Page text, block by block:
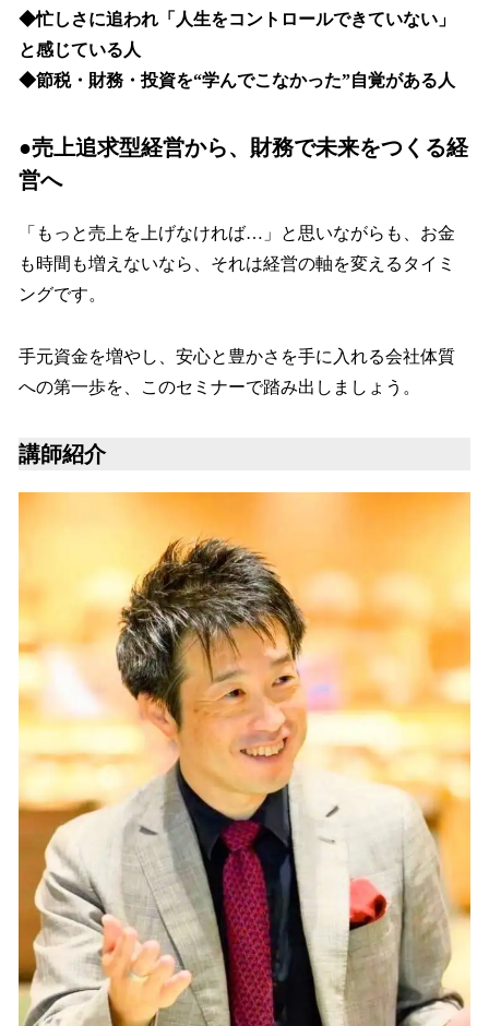
◆忙しさに追われ「人生をコントロールできていない」
と感じている人
◆節税・財務・投資を“学んでこなかった”自覚がある人
●売上追求型経営から、財務で未来をつくる経
営へ
「もっと売上を上げなければ…」と思いながらも、お金
も時間も増えないなら、それは経営の軸を変えるタイミ
ングです。
手元資金を増やし、安心と豊かさを手に入れる会社体質
への第一歩を、このセミナーで踏み出しましょう。
講師紹介